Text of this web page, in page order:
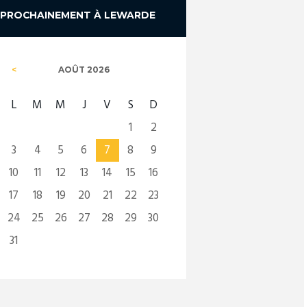
PROCHAINEMENT À LEWARDE
AOÛT 2026
L M M J V S
D
1
2
3
4 5 6 7 8
9
10
11 12 13 14 15
16
17
18 19 20 21 22
23
24
25 26 27 28 29
30
31